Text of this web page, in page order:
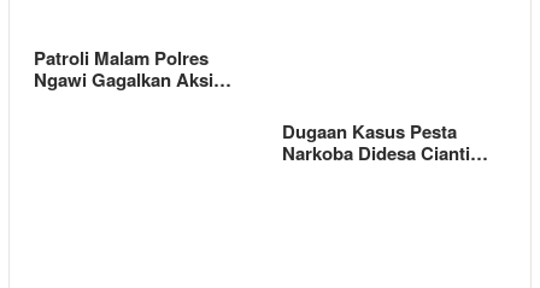
Patroli Malam Polres
Ngawi Gagalkan Aksi…
Dugaan Kasus Pesta
Narkoba Didesa Cianti…